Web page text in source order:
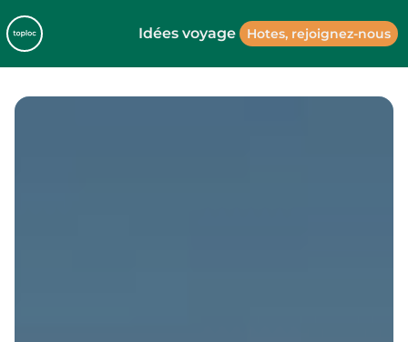
Idées voyage Hotes, rejoignez-nous